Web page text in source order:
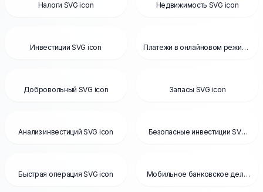
Налоги SVG icon Недвижимость SVG icon
Инвестиции SVG icon
Платежи в онлайновом режиме
Добровольный SVG icon Запасы SVG icon
Анализ инвестиций SVG icon
Безопасные инвестиции SVG
Быстрая операция SVG icon
Мобильное банковское дело